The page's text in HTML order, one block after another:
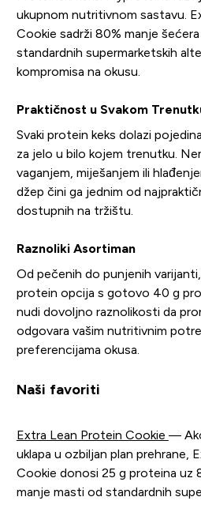
ukupnom nutritivnom sastavu.
Cookie sadrži 80% manje
standardnih supermarketskih
kompromisa na okusu.
Praktičnost u Svakom
Svaki protein keks dolazi
za jelo u bilo kojem trenutku.
vaganjem, miješanjem ili
džep čini ga jednim od
dostupnih na tržištu.
Raznoliki Asortiman
Od pečenih do punjenih
protein opcija s gotovo 40 g
nudi dovoljno raznolikosti da
odgovara vašim nutritivnim
preferencijama okusa.
Naši favoriti
Extra Lean Protein Cookie —
uklapa u ozbiljan plan prehrane,
Cookie donosi 25 g proteina uz
manje masti od standardnih